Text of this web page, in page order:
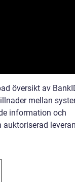
översikt av
mellan
information och